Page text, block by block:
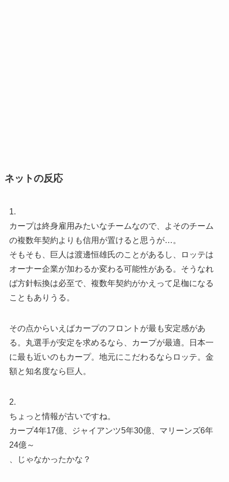
ネットの反応
1.
カープは終身雇用みたいなチームなので、よそのチーム
の複数年契約よりも信用が置けると思うが…。
そもそも、巨人は渡邊恒雄氏のことがあるし、ロッテは
オーナー企業が加わるか変わる可能性がある。そうなれ
ば方針転換は必至で、複数年契約がかえって足枷になる
こともありうる。
その点からいえばカープのフロントが最も安定感があ
る。丸選手が安定を求めるなら、カープが最適。日本一
に最も近いのもカープ。地元にこだわるならロッテ。金
額と知名度なら巨人。
2.
ちょっと情報が古いですね。
カープ4年17億、ジャイアンツ5年30億、マリーンズ6年
24億～
、じゃなかったかな？